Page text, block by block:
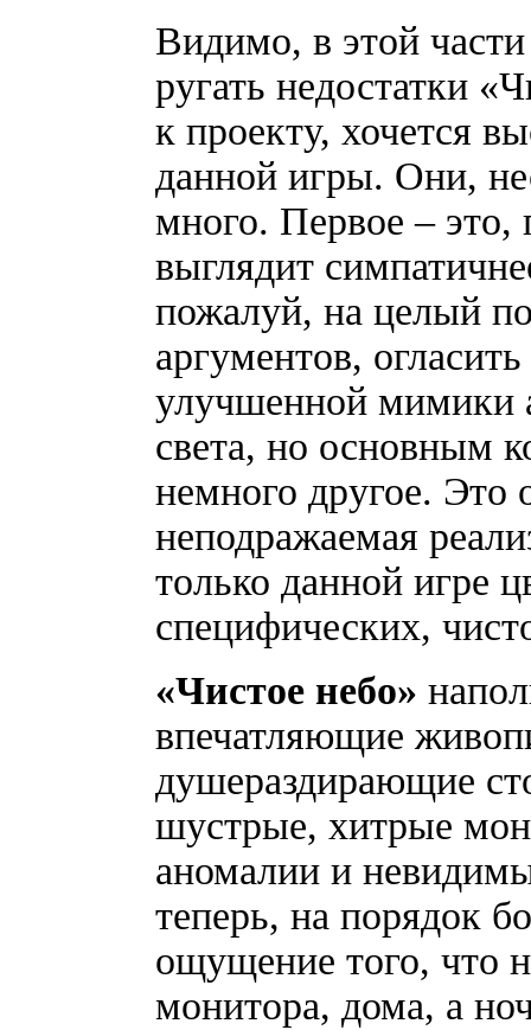
Видимо, в этой
ругать недостатки
к проекту, хочется
данной игры. Они,
много. Первое – это,
выглядит
пожалуй, на целый
аргументов,
улучшенной мимики
света, но основным
немного другое. Это
неподражаемая
только данной игре
специфических,
«Чистое небо»
впечатляющие
душераздирающие
шустрые, хитрые
аномалии и
теперь, на порядок
ощущение того, что
монитора, дома, а